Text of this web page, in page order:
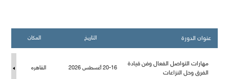
عنوان الدورة التاريخ المكان
هارات التواصل الفعال وفن قيادة
الفرق وحل النزاعات
20-16 أغسطس 2026 القاهره